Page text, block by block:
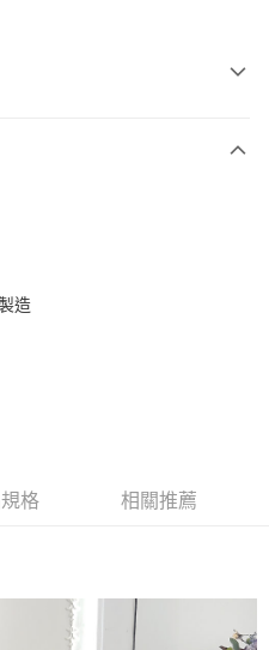
彰化商業銀行
星展（台灣）商業銀行
中國信託商業銀行
用戶可立即使用無須另外申請。
造
格 相關推薦